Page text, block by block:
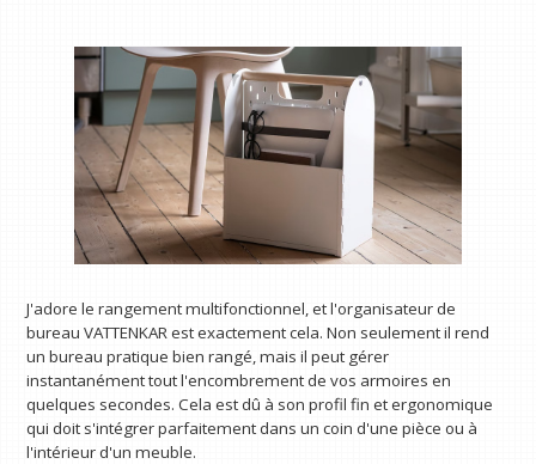
J'adore le rangement multifonctionnel, et l'organisateur de
bureau VATTENKAR est exactement cela. Non seulement il rend
un bureau pratique bien rangé, mais il peut gérer
instantanément tout l'encombrement de vos armoires en
quelques secondes. Cela est dû à son profil fin et ergonomique
qui doit s'intégrer parfaitement dans un coin d'une pièce ou à
l'intérieur d'un meuble.